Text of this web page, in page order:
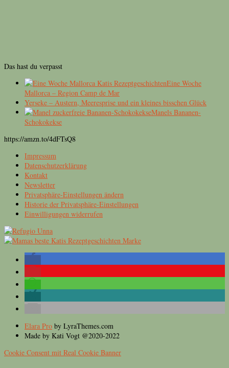
Das hast du verpasst
Eine Woche
Mallorca – Region Camp de Mar
Yerseke – Austern, Meeresprise und ein kleines bisschen Glück
Manels Bananen-
Schokokekse
https://amzn.to/4dFTsQ8
Impressum
Datenschutzerklärung
Kontakt
Newsletter
Privatsphäre-Einstellungen ändern
Historie der Privatsphäre-Einstellungen
Einwilligungen widerrufen
Elara Pro by LyraThemes.com
Made by Kati Vogt @2020-2022
Cookie Consent mit Real Cookie Banner